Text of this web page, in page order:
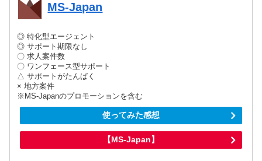
MS-Japan
◎ 特化型エージェント
◎ サポート期限なし
〇 求人案件数
〇 ワンフェース型サポート
△ サポートがたんぱく
× 地方案件
※MS-Japanのプロモーションを含む
使ってみた感想
【MS-Japan】